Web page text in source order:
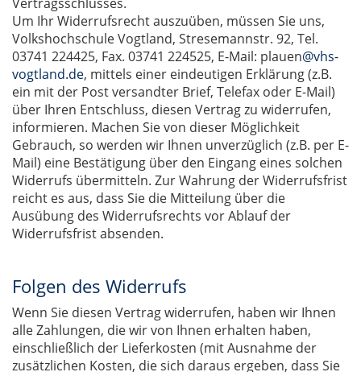
Um Ihr Widerrufsrecht auszuüben, müssen Sie uns,
Volkshochschule Vogtland, Stresemannstr. 92, Tel.
03741 224425, Fax. 03741 224525, E-Mail: plauen@vhs-
vogtland.de, mittels einer eindeutigen Erklärung (z.B.
ein mit der Post versandter Brief, Telefax oder E-Mail)
über Ihren Entschluss, diesen Vertrag zu widerrufen,
informieren. Machen Sie von dieser Möglichkeit
Gebrauch, so werden wir Ihnen unverzüglich (z.B. per E-
Mail) eine Bestätigung über den Eingang eines solchen
Widerrufs übermitteln. Zur Wahrung der Widerrufsfrist
reicht es aus, dass Sie die Mitteilung über die
Ausübung des Widerrufsrechts vor Ablauf der
Widerrufsfrist absenden.
Folgen des Widerrufs
Wenn Sie diesen Vertrag widerrufen, haben wir Ihnen
alle Zahlungen, die wir von Ihnen erhalten haben,
einschließlich der Lieferkosten (mit Ausnahme der
zusätzlichen Kosten, die sich daraus ergeben, dass Sie